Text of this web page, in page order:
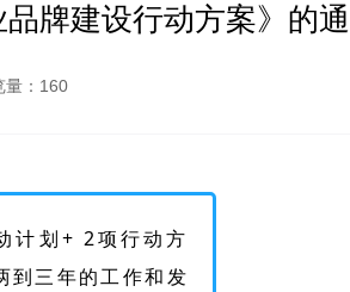
牌建设行动方案》的
量：160
计划+ 2项行动方
到三年的工作和发